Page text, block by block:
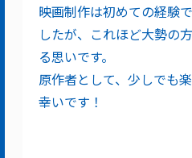
映画制作は初めての経験
したが、これほど大勢の
る思いです。
原作者として、少しでも
幸いです！